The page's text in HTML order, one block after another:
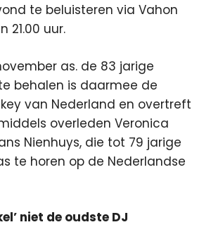
te beluisteren via Vahon
21.00 uur.
as. de 83 jarige
behalen is daarmee de
van Nederland en overtreft
overleden Veronica
Nienhuys, die tot 79 jarige
te horen op de Nederlandse
niet de oudste DJ